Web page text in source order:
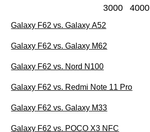
3000 4000
Galaxy F62 vs. Galaxy A52
Galaxy F62 vs. Galaxy M62
Galaxy F62 vs. Nord N100
Galaxy F62 vs. Redmi Note 11 Pro
Galaxy F62 vs. Galaxy M33
Galaxy F62 vs. POCO X3 NFC